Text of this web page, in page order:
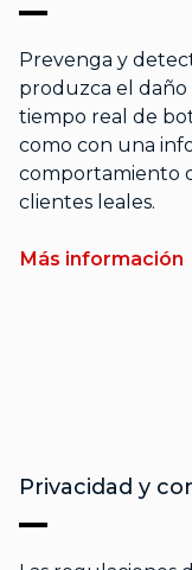
Prevenga y
produzca el daño
tiempo real de
como con una
comportamiento
clientes leales.
Más información
Privacidad y